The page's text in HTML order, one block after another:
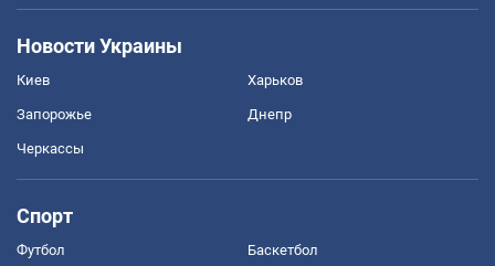
Новости Украины
Киев Харьков
Запорожье Днепр
Черкассы
Спорт
Футбол Баскетбол